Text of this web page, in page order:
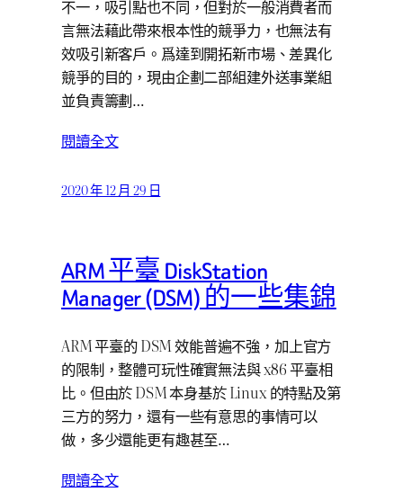
不一，吸引點也不同，但對於一般消費者而
言無法藉此帶來根本性的競爭力，也無法有
效吸引新客戶。爲達到開拓新市場、差異化
競爭的目的，現由企劃二部組建外送事業組
並負責籌劃…
閱讀全文
2020 年 12 月 29 日
ARM 平臺 DiskStation
Manager (DSM) 的一些集錦
ARM 平臺的 DSM 效能普遍不強，加上官方
的限制，整體可玩性確實無法與 x86 平臺相
比。但由於 DSM 本身基於 Linux 的特點及第
三方的努力，還有一些有意思的事情可以
做，多少還能更有趣甚至…
閱讀全文